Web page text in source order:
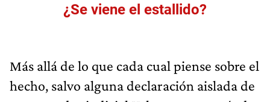
¿Se viene el estallido?
Más allá de lo que cada cual piense sobre el
hecho, salvo alguna declaración aislada de